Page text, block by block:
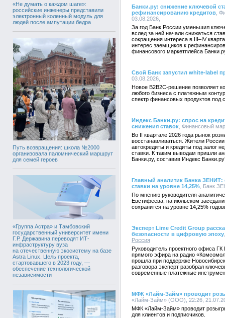
«Не думать о каждом шаге»:
российские инженеры представили
электронный коленный модуль для
людей после ампутации бедра
Путь возвращения: школа №2000
организовала паломнический маршрут
для семей героев
«Группа Астра» и Тамбовский
государственный университет имени
Г.Р. Державина переводят ИТ-
инфраструктуру вуза
на отечественную экосистему на базе
Astra Linux. Цель проекта,
стартовавшего в 2023 году, —
обеспечение технологической
независимости
Банки.ру: снижение ключевой
рефинансированию кредитов ,
03.08.2026,
За год Банк России уменьшил
вслед за ней начали снижаться
сокращения интереса в III–IV
интерес заемщиков к
финансового маркетплейса
Свой Банк запустил white-label
03.08.2026,
Новое B2B2C-решение позволяет
любого бизнеса с платежным
спектр финансовых продуктов под
Индекс Банки.ру: спрос на
снижения ставок , Финансовый
Во II квартале 2026 года рынок
восстанавливаться. Жители
автокредиты и кредиты под залог
ставки. К таким выводам пришли
Банки.ру, составив Индекс
Главный аналитик Банка
ставки на уровне 14,25% , Банк
По мнению руководителя
Евстифеева, на июльском
сохранится на уровне 14,25%
Эксперт Lime Credit Group
безопасности в цифровую эпоху
Россия
Руководитель проектного офиса
прямого эфира на радио
прошла при поддержке
разговора эксперт разобрал
современные платежные
МФК «Лайм-Займ» проводит
«Лайм-Займ» (ООО), 22:26,
МФК «Лайм-Займ» проводит
для клиентов и подписчиков.